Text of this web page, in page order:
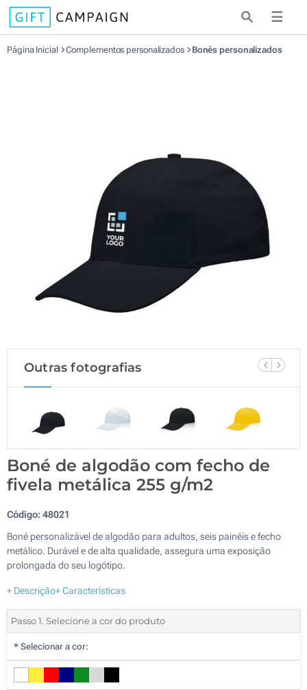
☰
Página Inicial Complementos personalizados Bonés personalizados
Outras fotografias
Boné de algodão com fecho de
fivela metálica 255 g/m2
Código:48021
Boné personalizável de algodão para adultos, seis painéis e fecho
metálico. Durável e de alta qualidade, assegura uma exposição
prolongada do seu logótipo.
+ Descrição+ Características
Passo 1. Selecione a cor do produto
* Selecionar a cor: